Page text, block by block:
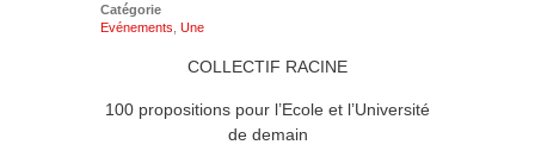
Catégorie
Evénements Une
COLLECTIF RACINE
100 propositions pour l’Ecole et l’Université
de demain